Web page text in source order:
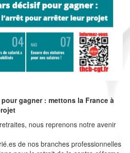
gagner : mettons la France à
nous reprenons notre avenir
de nos branches professionnelles